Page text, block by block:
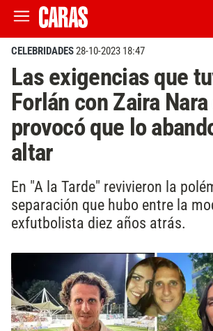
CELEBRIDADES28-10-2023 18:47
Las exigencias que
Forlán con Zaira
provocó que lo
altar
En "A la Tarde" revivieron la
separación que hubo entre la
exfutbolista diez años atrás.